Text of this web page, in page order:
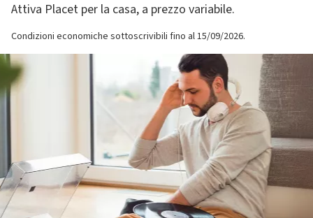
Attiva Placet per la casa, a prezzo variabile.
Condizioni economiche sottoscrivibili fino al 15/09/2026.